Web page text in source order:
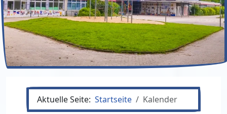
Aktuelle Seite: Startseite Kalender